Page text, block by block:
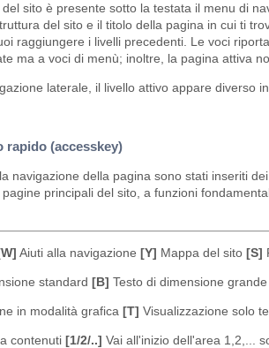
sito è presente sotto la testata il menu di
del sito e il titolo della pagina in cui ti
raggiungere i livelli precedenti. Le voci
ma a voci di menù; inoltre, la pagina attiva
laterale, il livello attivo appare diverso
rapido (accesskey)
navigazione della pagina sono stati inseriti
principali del sito, a funzioni
Aiuti alla navigazione [Y] Mappa del sito [S]
standard [B] Testo di dimensione grande
in modalità grafica [T] Visualizzazione solo
contenuti [1/2/..] Vai all'inizio dell'area 1,2,...